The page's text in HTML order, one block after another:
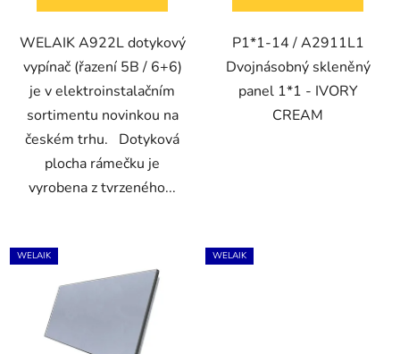
WELAIK A922L dotykový
vypínač (řazení 5B / 6+6)
je v elektroinstalačním
sortimentu novinkou na
českém trhu. Dotyková
plocha rámečku je
vyrobena z tvrzeného...
P1*1-14 / A2911L1
Dvojnásobný skleněný
panel 1*1 - IVORY
CREAM
WELAIK WELAIK